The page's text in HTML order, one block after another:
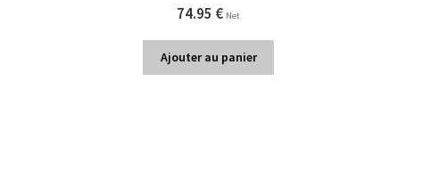
74.95 € Net
Ajouter au panier